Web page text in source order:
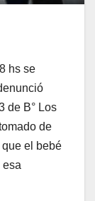
hs se
de B° Los
de
el bebé
esa